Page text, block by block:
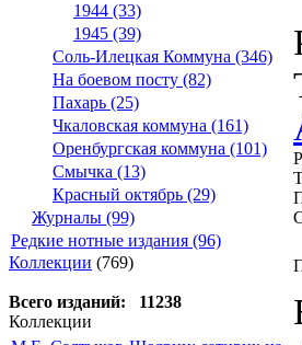
1944 (33)
1945 (39)
Соль-Илецкая Коммуна (346)
На боевом посту (82)
Пахарь (25)
Чкаловская коммуна (161)
Оренбургская коммуна (101)
Смычка (13)
Красный октябрь (29)
Журналы (99)
Редкие нотные издания (96)
Коллекции (769)
Всего изданий: 11238
Коллекции